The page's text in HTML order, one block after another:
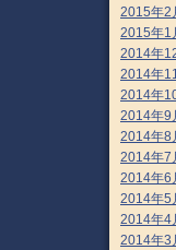
2015年2
2015年1
2014年
2014年
2014年
2014年9
2014年8
2014年7
2014年6
2014年5
2014年4
2014年3